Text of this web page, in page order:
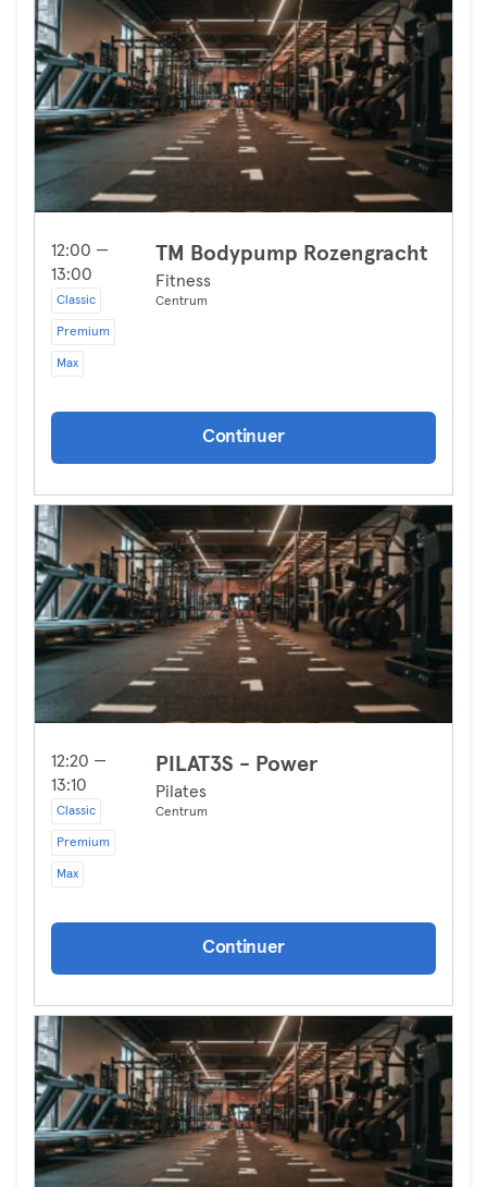
12:00 —
13:00
Classic
Premium
Max
TM Bodypump Rozengracht
Fitness
Centrum
Continuer
12:20 —
13:10
Classic
Premium
Max
PILAT3S - Power
Pilates
Centrum
Continuer